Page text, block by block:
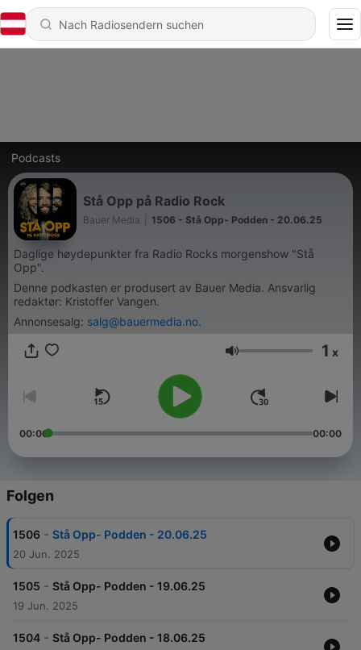
Podcasts
Stå Opp på Radio Rock
Bauer Media 1506 - Stå Opp- Podden - 20.06.25
Daglige høydepunkter fra Radio Rocks morgenshow "Stå
Opp".
Denne podkasten er produsert av Bauer Media. Ansvarlig
redaktør: Kristoffer Vangen.
Annonsesalg: salg@bauermedia.no.
Lautstärke 1 x
00:00 00:00
Folgen
1506 - Stå Opp- Podden - 20.06.25
20 Jun. 2025
1505 - Stå Opp- Podden - 19.06.25
19 Jun. 2025
1504 - Stå Opp- Podden - 18.06.25